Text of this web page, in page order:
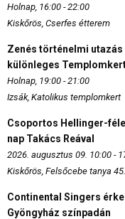
Holnap, 16:00 - 22:00
Kiskőrös, Cserfes étterem
Zenés történelmi
különleges
Holnap, 19:00 - 21:00
Izsák, Katolikus templomkert
Csoportos Hellinger-
nap Takács Reával
2026. augusztus 09. 10:00 -
Kiskőrös, Felsőcebe tanya 45.
Continental Singers
Gyöngyház színpadán